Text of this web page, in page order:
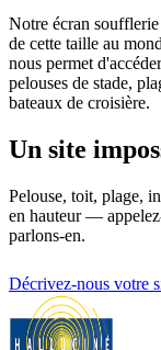
Notre écran soufflerie
de cette taille au
nous permet
pelouses de stade,
bateaux de croisière.
Un site
Pelouse, toit, plage,
en hauteur —
parlons-en.
Décrivez-nous votre